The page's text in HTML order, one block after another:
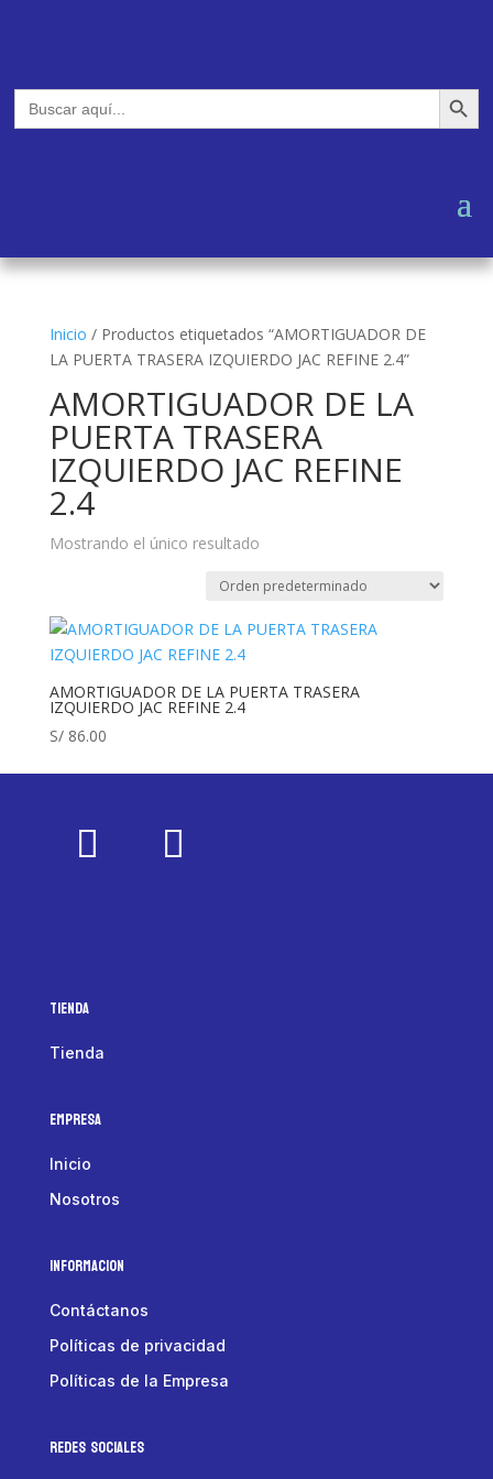
Buscar: Botón de
Inicio / Productos etiquetados “AMORTIGUADOR DE
LA PUERTA TRASERA IZQUIERDO JAC REFINE 2.4”
AMORTIGUADOR DE LA
PUERTA TRASERA
IZQUIERDO JAC REFINE
2.4
Mostrando el único resultado
AMORTIGUADOR DE LA PUERTA TRASERA
IZQUIERDO JAC REFINE 2.4
S/86.00
Tienda
Tienda
Empresa
Inicio
Nosotros
Informacion
Contáctanos
Políticas de privacidad
Políticas de la Empresa
Redes Sociales